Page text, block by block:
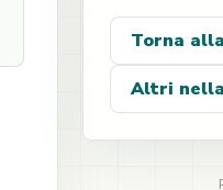
Torna
Altri